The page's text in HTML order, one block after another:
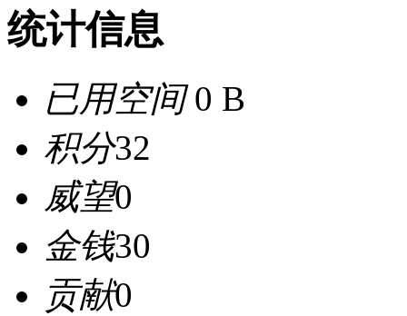
统计信息
已用空间0 B
积分32
威望0
金钱30
贡献0